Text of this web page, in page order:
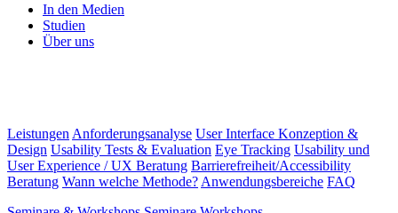
In den Medien
Studien
Über uns
Leistungen Anforderungsanalyse User Interface Konzeption &
Design Usability Tests & Evaluation Eye Tracking Usability und
User Experience / UX Beratung Barrierefreiheit/Accessibility
Beratung Wann welche Methode? Anwendungsbereiche FAQ